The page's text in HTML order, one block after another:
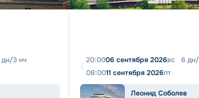
дн/3 нч
20:0006 сентября 2026вс 6 дн/
08:0011 сентября 2026пт
Леонид Соболев